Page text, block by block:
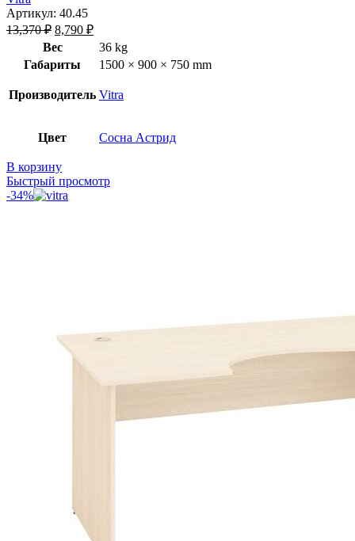
Артикул: 40.45
13,370₽ 8,790 ₽
Вес
36 kg
Габариты
1500 × 900 × 750 mm
Производитель Vitra
Цвет Сосна Астрид
В корзину
Быстрый просмотр
-34%